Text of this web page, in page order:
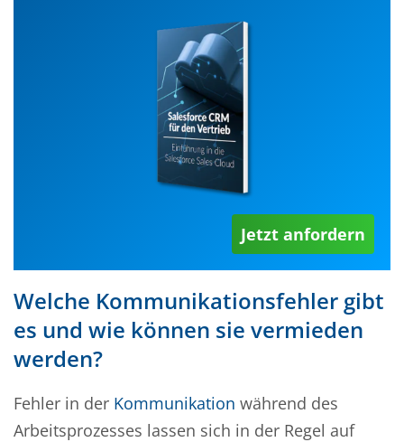
Jetzt anfordern
Welche Kommunikationsfehler gibt
es und wie können sie vermieden
werden?
Fehler in der Kommunikation während des
Arbeitsprozesses lassen sich in der Regel auf